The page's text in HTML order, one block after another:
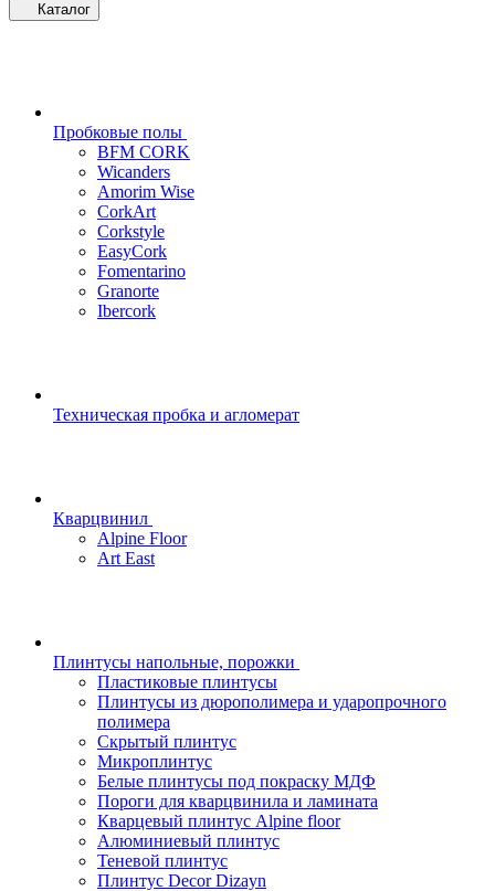
Каталог
Пробковые полы
BFM CORK
Wicanders
Amorim Wise
CorkArt
Corkstyle
EasyCork
Fomentarino
Granorte
Ibercork
Техническая пробка и агломерат
Кварцвинил
Alpine Floor
Art East
Плинтусы напольные, порожки
Пластиковые плинтусы
Плинтусы из дюрополимера и ударопрочного
полимера
Скрытый плинтус
Микроплинтус
Белые плинтусы под покраску МДФ
Пороги для кварцвинила и ламината
Кварцевый плинтус Alpine floor
Алюминиевый плинтус
Теневой плинтус
Плинтус Decor Dizayn